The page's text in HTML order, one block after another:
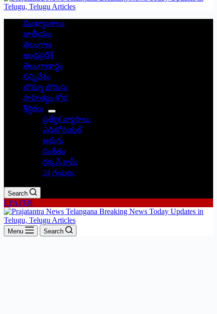
ముఖ్యాంశాలు
జాతీయం
తెలంగాణ
ఆంధ్రప్రదేశ్
తెలంగాణార్థం
సన్నివేశం
బొమ్మా బొరుసు
సాహిత్యం-శోభ
శీర్షికలు
ప్రత్యేక వ్యాసాలు
ఎడిటోరియల్
అరుగు
సంకేతం
దక్కన్.కామ్
24 గంటలు
Search
EPAPER
Menu Search